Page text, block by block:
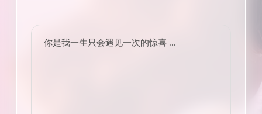
你是我一生只会遇见一次的惊喜 ...